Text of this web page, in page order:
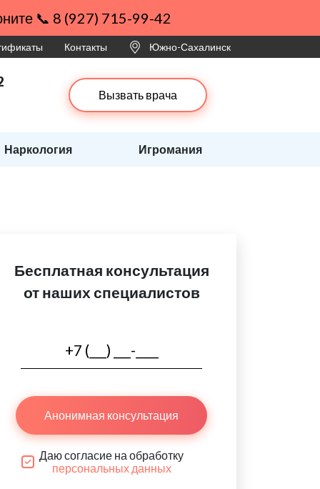
📞 8 (927) 715-99-42
Контакты Южно-Сахалинск
Вызвать врача
Наркология Игромания
Бесплатная консультация
от наших специалистов
Анонимная консультация
Даю согласие на обработку
персональных данных